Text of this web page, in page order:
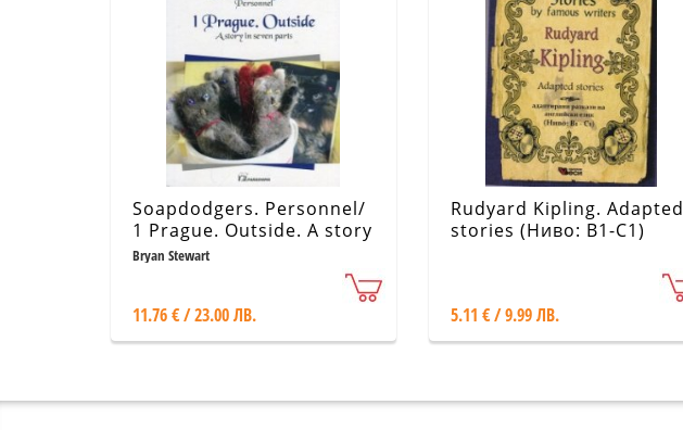
Soapdodgers. Personnel/
1 Prague. Outside. A story
in seven parts
Bryan Stewart
11.76 € / 23.00 ЛВ.
Rudyard Kipling. Adapted
stories (Ниво: B1-C1)
5.11 € / 9.99 ЛВ.